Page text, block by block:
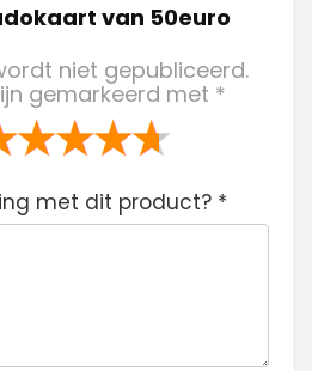
van 50euro
niet gepubliceerd.
gemarkeerd met *
5 met dit product? *